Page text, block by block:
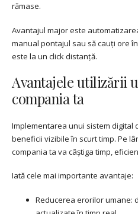
rămase.
Avantajul major este
manual pontajul sau să cauți ore
este la un click distanță.
Avantajele utilizării
compania ta
Implementarea unui sistem digital
beneficii vizibile în scurt timp. Pe
compania ta va câștiga timp,
Iată cele mai importante avantaje:
Reducerea erorilor umane: